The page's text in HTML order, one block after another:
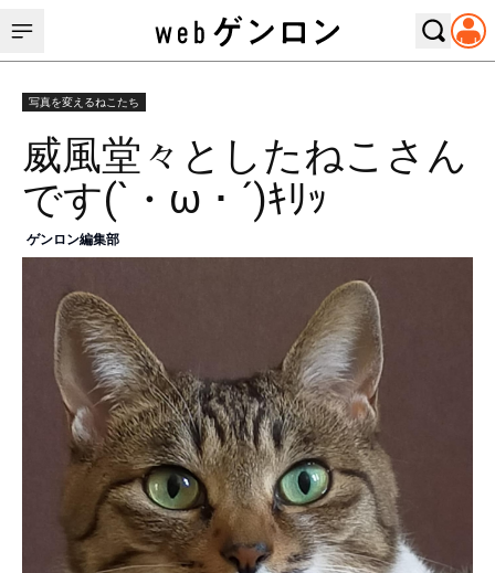
写真を変えるねこたち
威風堂々としたねこさん
です(`・ω・´)ｷﾘｯ
ゲンロン編集部